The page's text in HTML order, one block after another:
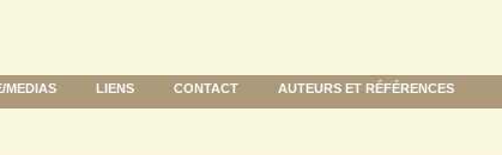
MEDIAS LIENS CONTACT AUTEURS ET RÉFÉRENCES